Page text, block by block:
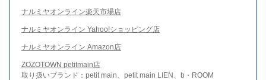
ナルミヤオンライン楽天市場店
ナルミヤオンライン Yahoo!ショッピング店
ナルミヤオンライン Amazon店
ZOZOTOWN petitmain店
取り扱いブランド：petit main、petit main LIEN、b・ROOM